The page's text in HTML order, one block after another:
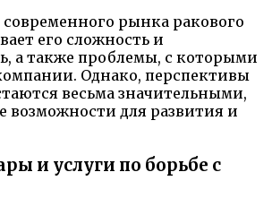
современного рынка ракового
его сложность и
а также проблемы, с которыми
Однако, перспективы
весьма значительными,
возможности для развития и
и услуги по борьбе с